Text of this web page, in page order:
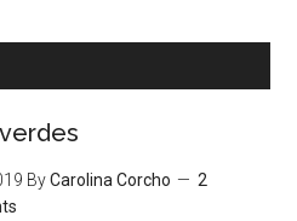
ByCarolina Corcho
2